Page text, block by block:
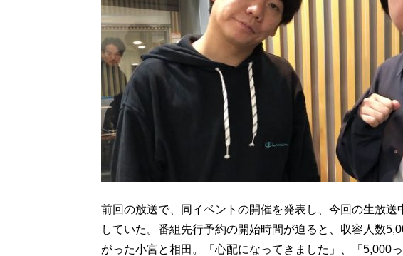
前回の放送で、同イベントの開催を発表し、今回の生放
していた。番組先行予約の開始時間が迫ると、収容人数
がった小宮と相田。「心配になってきました」、「5,000